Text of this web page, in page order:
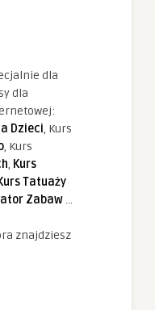
dla
dla
Dzieci, Kurs
, Kurs
, Kurs
Tatuaży
Zabaw...
znajdziesz